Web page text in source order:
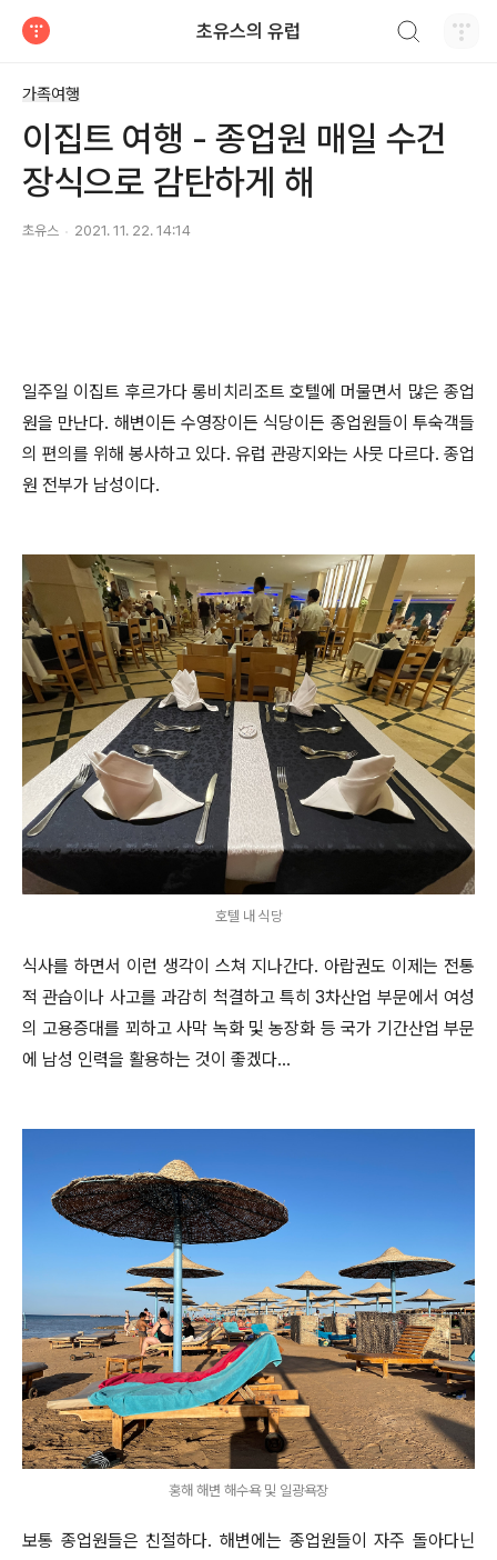
초유스의 유럽
가족여행
이집트 여행 - 종업원 매일 수건
장식으로 감탄하게 해
초유스 2021. 11. 22. 14:14
일주일 이집트 후르가다 롱비치리조트 호텔에 머물면서 많은 종업
원을 만난다. 해변이든 수영장이든 식당이든 종업원들이 투숙객들
의 편의를 위해 봉사하고 있다. 유럽 관광지와는 사뭇 다르다. 종업
원 전부가 남성이다.
호텔 내 식당
식사를 하면서 이런 생각이 스쳐 지나간다. 아랍권도 이제는 전통
적 관습이나 사고를 과감히 척결하고 특히 3차산업 부문에서 여성
의 고용증대를 꾀하고 사막 녹화 및 농장화 등 국가 기간산업 부문
에 남성 인력을 활용하는 것이 좋겠다...
홍해 해변 해수욕 및 일광욕장
보통 종업원들은 친절하다. 해변에는 종업원들이 자주 돌아다닌